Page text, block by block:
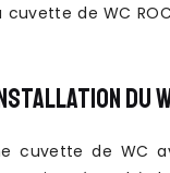
cuvette de WC
DU
cuvette de WC